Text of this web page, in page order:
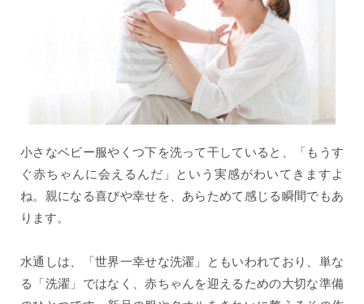
小さなベビー服やくつ下を洗って干していると、「もうす
ぐ赤ちゃんに会えるんだ」という実感がわいてきますよ
ね。親になる喜びや幸せを、あらためて感じる瞬間でもあ
ります。
水通しは、「世界一幸せな洗濯」ともいわれており、単な
る「洗濯」ではなく、赤ちゃんを迎えるための大切な準備